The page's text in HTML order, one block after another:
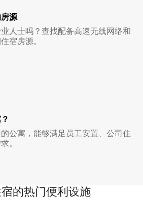
源
人士吗？查找配备高速无线网络和
宿房源。
公寓，能够满足员工安置、公司住
。
的热门便利设施